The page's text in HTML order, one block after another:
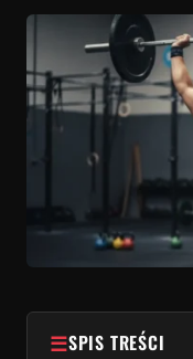
☰SPIS TREŚCI